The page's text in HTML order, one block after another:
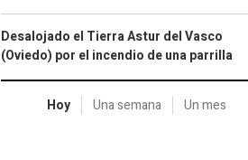
Desalojado el Tierra Astur del Vasco
(Oviedo) por el incendio de una parrilla
Hoy Una semana Un mes